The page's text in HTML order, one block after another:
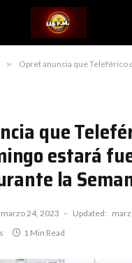
» Opret anuncia que Teleférico de Santo Domingo estará fuera
que
estará
la
marzo 24, 2023 Updated:
1 Min Read